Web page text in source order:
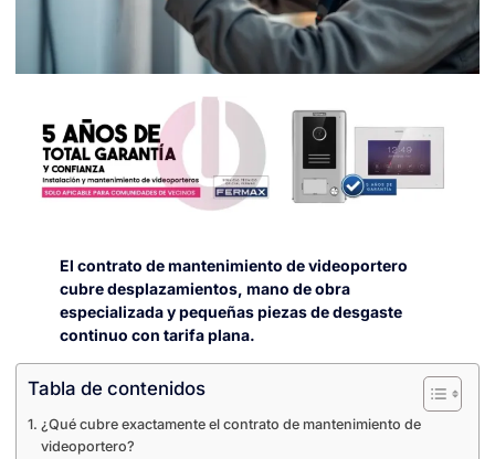
El contrato de mantenimiento de videoportero
cubre desplazamientos, mano de obra
especializada y pequeñas piezas de desgaste
continuo con tarifa plana.
Tabla de contenidos
¿Qué cubre exactamente el contrato de mantenimiento de
videoportero?